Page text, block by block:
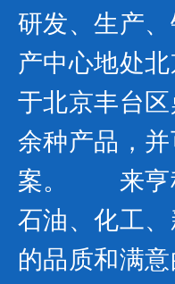
研发、生产
产中心地处
于北京丰台
余种产品，
案。 来亨科
石油、化工
的品质和满